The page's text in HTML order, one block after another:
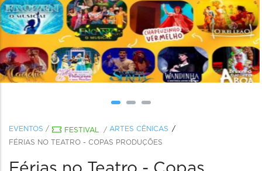
EVENTOS / FESTIVAL / ARTES CÊNICAS
FÉRIAS NO TEATRO - COPAS PRODUÇÕES